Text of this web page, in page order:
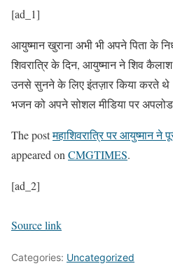
[ad_1]
आयुष्मान खुराना अभी भी अपने पिता के
शिवरात्रि के दिन, आयुष्मान ने शिव
उनसे सुनने के लिए इंतज़ार किया करते
भजन को अपने सोशल मीडिया पर
The postमहाशिवरात्रि पर आयुष्मान ने
appeared on CMGTIMES.
[ad_2]
Source link
Categories: Uncategorized